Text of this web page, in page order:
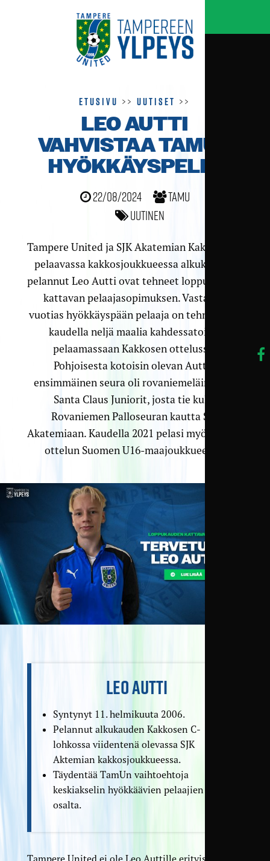
Etusivu >>Uutiset >>
LEO AUTTI
VAHVISTAA TAMUN
HYÖKKÄYSPELIÄ
22/08/2024
TamU
Uutinen
Tampere United ja SJK Akatemian Kakkosessa
pelaavassa kakkos­­joukkueessa alkukauden
pelannut Leo Autti ovat tehneet loppu­kauden
kattavan pelaaja­­sopimuksen. Vasta 18-
vuotias hyökkäyspään pelaaja on tehnyt tällä
kaudella neljä maalia kahdessa­toista
pelaamassaan Kakkosen ottelussa.
Pohjoisesta kotoisin olevan Auttin
ensimmäinen seura oli rovaniemeläinen FC
Santa Claus Juniorit, josta tie kulki
Rovaniemen Palloseuran kautta SJK
Akatemiaan. Kaudella 2021 pelasi myös yhden
ottelun Suomen U16-maajoukkueessa.
LEO AUTTI
Syntynyt 11. helmikuuta 2006.
Pelannut alkukauden Kakkosen C-
lohkossa viidentenä olevassa SJK
Aktemian kakkosjoukkueessa.
Täydentää TamUn vaihtoehtoja
keskiakselin hyökkäävien pelaajien
osalta.